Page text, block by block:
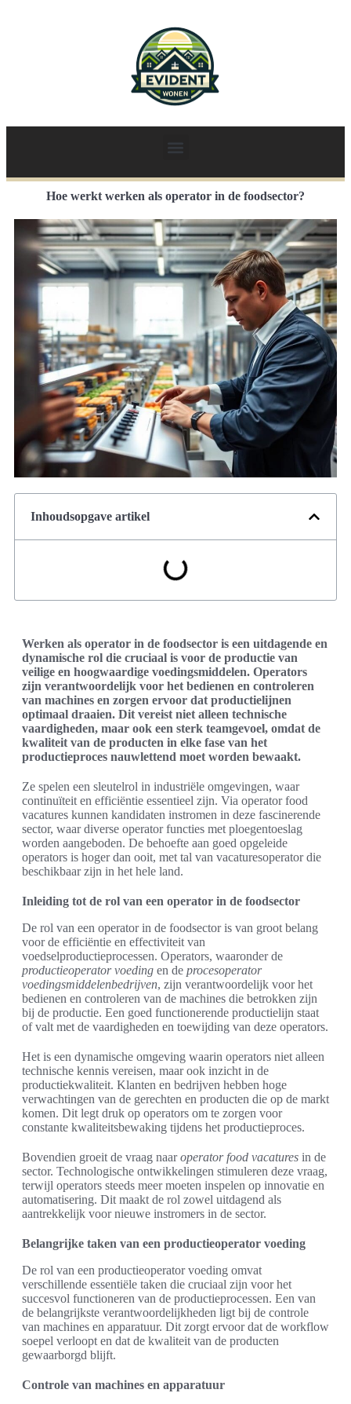
Hoe werkt werken als operator in de foodsector?
Inhoudsopgave artikel
Werken als operator in de foodsector is een uitdagende en
dynamische rol die cruciaal is voor de productie van
veilige en hoogwaardige voedingsmiddelen. Operators
zijn verantwoordelijk voor het bedienen en controleren
van machines en zorgen ervoor dat productielijnen
optimaal draaien. Dit vereist niet alleen technische
vaardigheden, maar ook een sterk teamgevoel, omdat de
kwaliteit van de producten in elke fase van het
productieproces nauwlettend moet worden bewaakt.
Ze spelen een sleutelrol in industriële omgevingen, waar
continuïteit en efficiëntie essentieel zijn. Via operator food
vacatures kunnen kandidaten instromen in deze fascinerende
sector, waar diverse operator functies met ploegentoeslag
worden aangeboden. De behoefte aan goed opgeleide
operators is hoger dan ooit, met tal van vacaturesoperator die
beschikbaar zijn in het hele land.
Inleiding tot de rol van een operator in de foodsector
De rol van een operator in de foodsector is van groot belang
voor de efficiëntie en effectiviteit van
voedselproductieprocessen. Operators, waaronder de
productieoperator voeding en de procesoperator
voedingsmiddelenbedrijven, zijn verantwoordelijk voor het
bedienen en controleren van de machines die betrokken zijn
bij de productie. Een goed functionerende productielijn staat
of valt met de vaardigheden en toewijding van deze operators.
Het is een dynamische omgeving waarin operators niet alleen
technische kennis vereisen, maar ook inzicht in de
productiekwaliteit. Klanten en bedrijven hebben hoge
verwachtingen van de gerechten en producten die op de markt
komen. Dit legt druk op operators om te zorgen voor
constante kwaliteitsbewaking tijdens het productieproces.
Bovendien groeit de vraag naaroperator food vacatures in de
sector. Technologische ontwikkelingen stimuleren deze vraag,
terwijl operators steeds meer moeten inspelen op innovatie en
automatisering. Dit maakt de rol zowel uitdagend als
aantrekkelijk voor nieuwe instromers in de sector.
Belangrijke taken van een productieoperator voeding
De rol van een productieoperator voeding omvat
verschillende essentiële taken die cruciaal zijn voor het
succesvol functioneren van de productieprocessen. Een van
de belangrijkste verantwoordelijkheden ligt bij de controle
van machines en apparatuur. Dit zorgt ervoor dat de workflow
soepel verloopt en dat de kwaliteit van de producten
gewaarborgd blijft.
Controle van machines en apparatuur